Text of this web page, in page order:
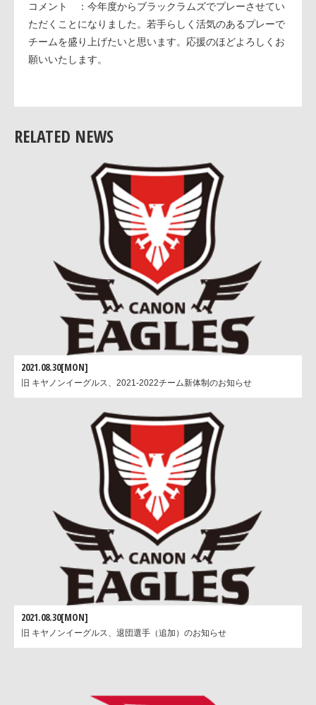
コメント ：今年度からブラックラムズでプレーさせてい
ただくことになりました。若手らしく活気のあるプレーで
チームを盛り上げたいと思います。応援のほどよろしくお
願いいたします。
RELATED NEWS
2021.08.30[MON]
旧 キヤノンイーグルス、2021-2022チーム新体制のお知らせ
2021.08.30[MON]
旧 キヤノンイーグルス、退団選手（追加）のお知らせ